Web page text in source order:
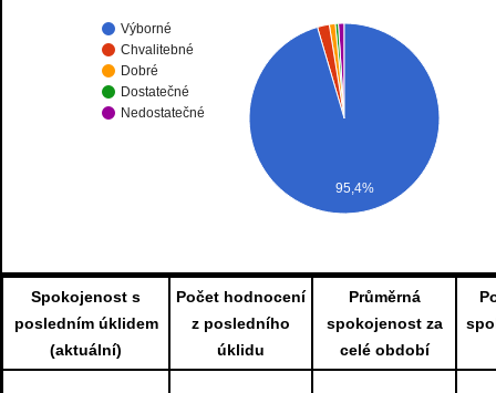
Výborné
Chvalitebné
Dobré
Dostatečné
Nedostatečné
95,4%
Spokojenost s
posledním úklidem
(aktuální)
Počet hodnocení
z posledního
úklidu
Průměrná
spokojenost za
celé období